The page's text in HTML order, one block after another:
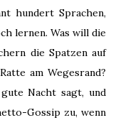
hundert Sprachen,
lernen. Was will die
die Spatzen auf
am Wegesrand?
Nacht sagt, und
Gossip zu, wenn